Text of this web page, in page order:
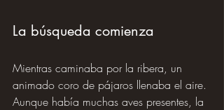
La búsqueda comienza
Mientras caminaba por la ribera, un
animado coro de pájaros llenaba el aire.
Aunque había muchas aves presentes, la